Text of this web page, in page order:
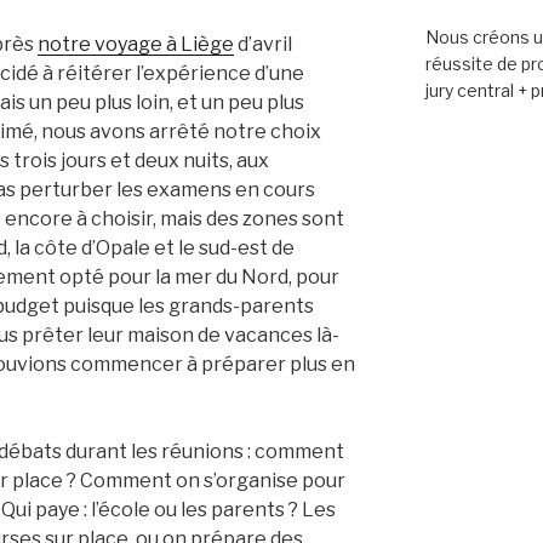
notre voyage à Liège d’avril
à réitérer l’expérience d’une
un peu plus loin, et un peu plus
nous avons arrêté notre choix
trois jours et deux nuits, aux
perturber les examens en cours
à choisir, mais des zones sont
la côte d’Opale et le sud-est de
opté pour la mer du Nord, pour
puisque les grands-parents
prêter leur maison de vacances là-
commencer à préparer plus en
durant les réunions : comment
place ? Comment on s’organise pour
paye : l’école ou les parents ? Les
Nous créons
réussite de
jury central +